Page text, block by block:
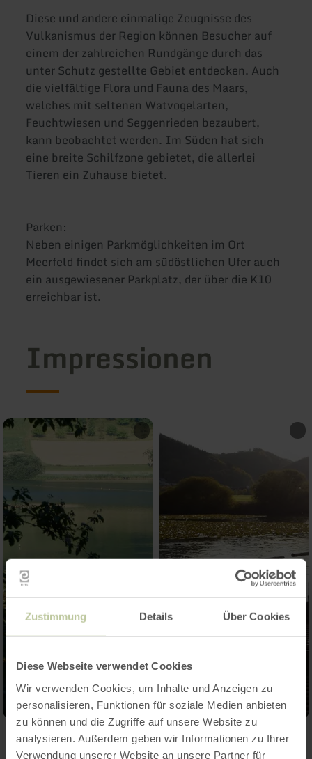
Zustimmung Details Über Cookies
Diese Webseite verwendet Cookies
Wir verwenden Cookies, um Inhalte und Anzeigen zu
personalisieren, Funktionen für soziale Medien anbieten
zu können und die Zugriffe auf unsere Website zu
analysieren. Außerdem geben wir Informationen zu Ihrer
Verwendung unserer Website an unsere Partner für
Diese und andere einmalige Zeugnisse des
Vulkanismus der Region können Besucher auf
einem der zahlreichen Rundgänge durch das
unter Schutz gestellte Gebiet entdecken. Auch
die vielfältige Flora und Fauna des Maars,
welches mit seltenen Watvogelarten,
Feuchtwiesen und Seggenrieden bezaubert,
kann beobachtet werden. Im Süden hat sich
eine breite Schilfzone gebietet, die allerlei
Tieren ein Zuhause bietet.
Parken:
Neben einigen Parkmöglichkeiten im Ort
Meerfeld findet sich am südöstlichen Ufer auch
ein ausgewiesener Parkplatz, der über die K10
erreichbar ist.
Impressionen